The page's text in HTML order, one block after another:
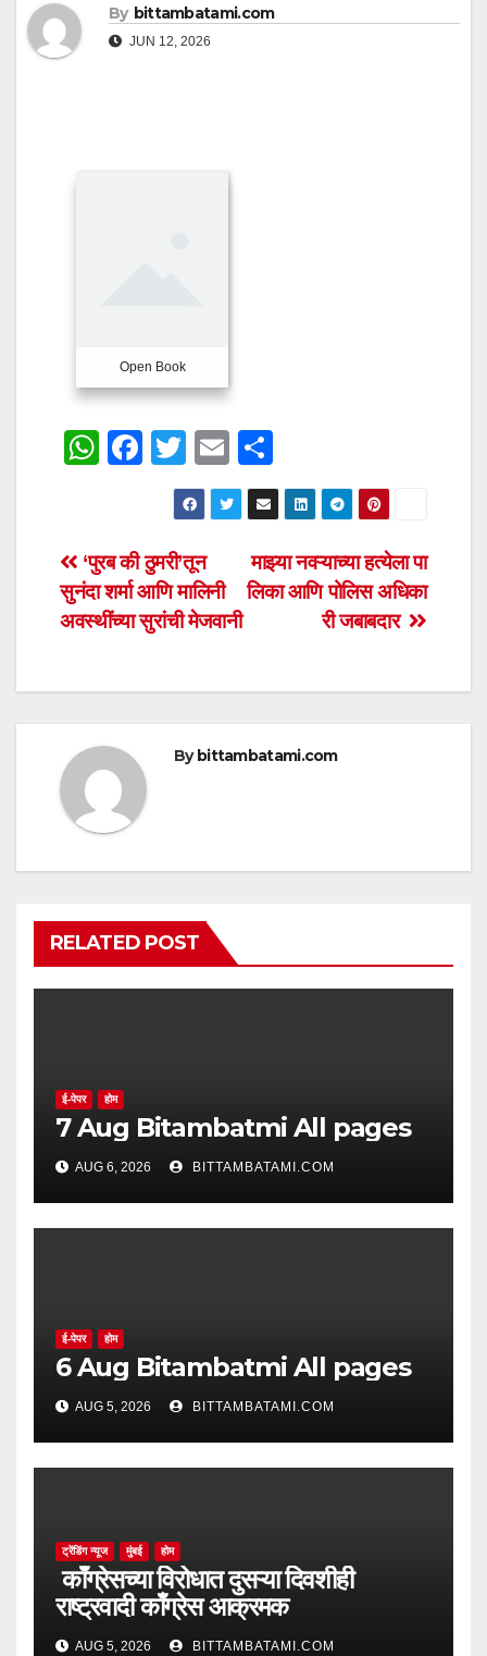
By bittambatami.com
JUN 12, 2026
Open Book
W
s
A
p
F
e
b
o
k
T
wi
tt
er
E
m
ail
h
ar
e
Post
navigation
माझ्या नवऱ्याच्या हत्येला पा
लिका आणि पोलिस अधिका
री जबाबदार
‘पुरब की ठुमरी’तून
सुनंदा शर्मा आणि मालिनी
अवस्थींच्या सुरांची मेजवानी
By bittambatami.com
RELATED POST
ई-पेपर होम
7 Aug Bitambatmi All pages
AUG 6, 2026 BITTAMBATAMI.COM
ई-पेपर होम
6 Aug Bitambatmi All pages
AUG 5, 2026 BITTAMBATAMI.COM
ट्रेंडिंग न्यूज मुंबई होम
काँग्रेसच्या विरोधात दुसऱ्या दिवशीही
राष्ट्रवादी काँग्रेस आक्रमक
AUG 5, 2026 BITTAMBATAMI.COM